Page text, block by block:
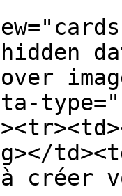
à créer